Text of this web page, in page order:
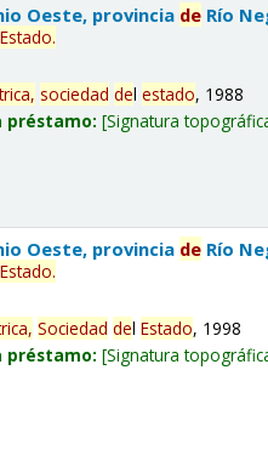
Oeste, provincia de Río
Estado.
sociedad delestado, 1988
préstamo: Signatura
Oeste, provincia de Río
Estado.
Sociedad delEstado, 1998
préstamo: Signatura